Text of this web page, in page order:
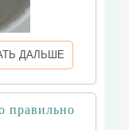
ДАЛЬШЕ
правильно